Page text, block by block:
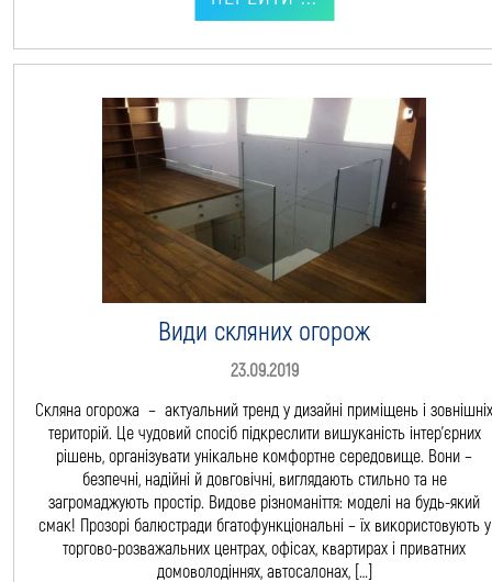
Види скляних огорож
23.09.2019
Скляна огорожа – актуальний тренд у дизайні приміщень і
територій. Це чудовий спосіб підкреслити вишуканість інтер’єрних
рішень, організувати унікальне комфортне середовище. Вони –
безпечні, надійні й довговічні, виглядають стильно та не
загромаджують простір. Видове різноманіття: моделі на будь-який
смак! Прозорі балюстради бгатофункціональні – їх використовують у
торгово-розважальних центрах, офісах, квартирах і приватних
домоволодіннях, автосалонах, […]